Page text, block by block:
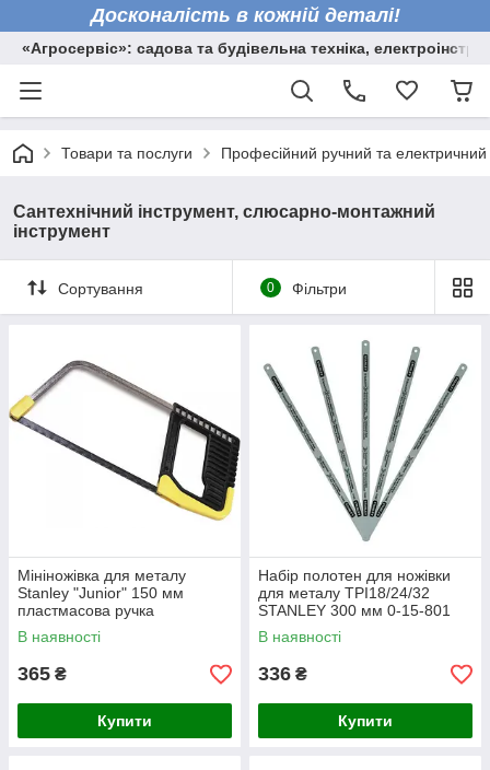
Досконалість в кожній деталі!
«Агросервіс»: садова та будівельна техніка,
Товари та послуги Професійний ручний та електричний
Сантехнічний інструмент, слюсарно-монтажний
інструмент
Сортування 0 Фільтри
Мініножівка для металу
Stanley "Junior" 150 мм
пластмасова ручка
В наявності
365 ₴
Купити
Набір полотен для ножівки
для металу TPI18/24/32
STANLEY 300 мм 0-15-801
В наявності
336 ₴
Купити